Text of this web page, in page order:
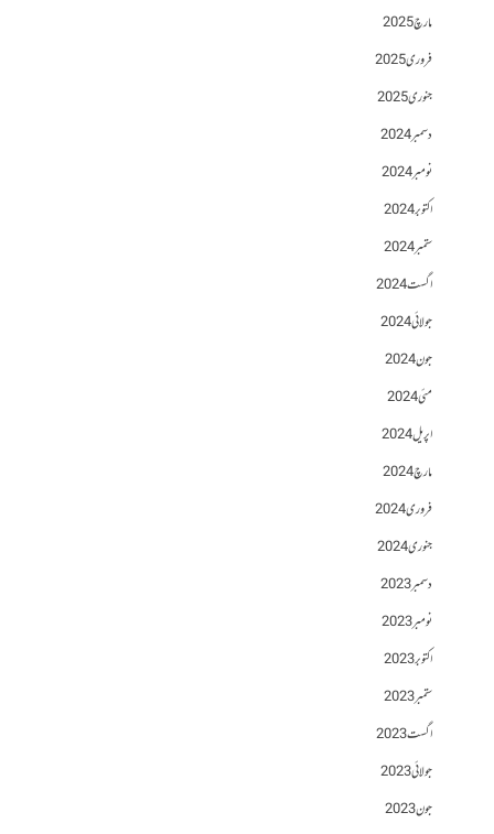
مارچ 2025
فروری 2025
جنوری 2025
دسمبر 2024
نومبر 2024
اکتوبر 2024
ستمبر 2024
اگست 2024
جولائی 2024
جون 2024
مئی 2024
اپریل 2024
مارچ 2024
فروری 2024
جنوری 2024
دسمبر 2023
نومبر 2023
اکتوبر 2023
ستمبر 2023
اگست 2023
جولائی 2023
جون 2023